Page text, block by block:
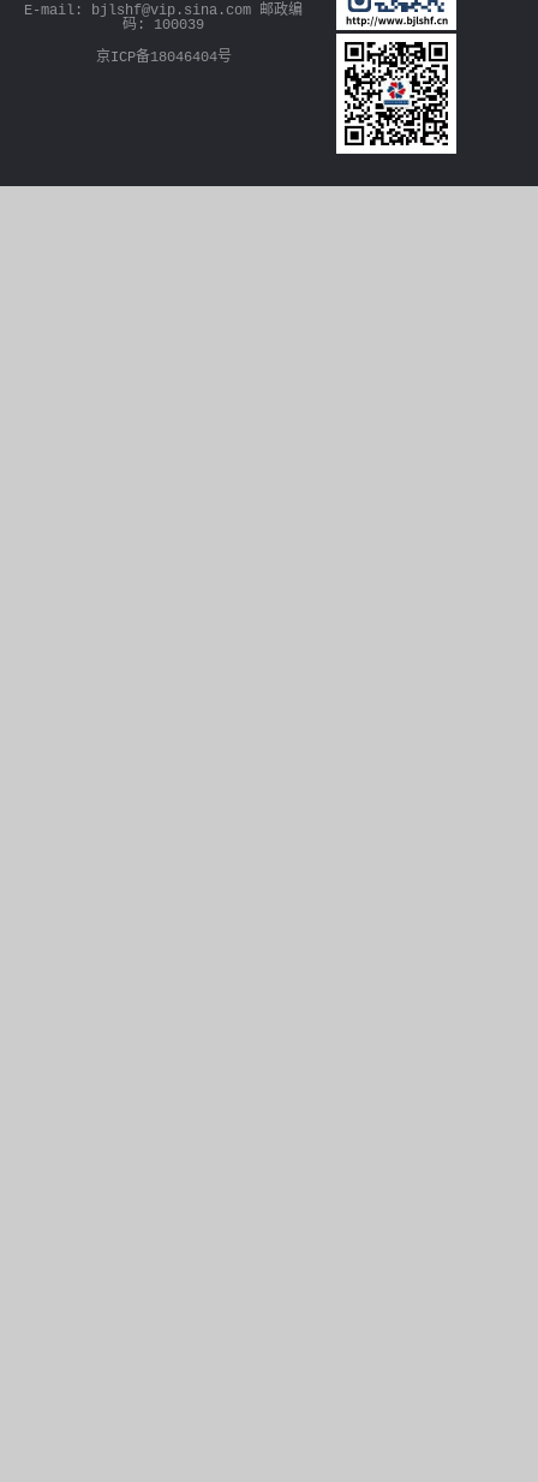
E-mail: bjlshf@vip.sina.com 邮政编
码: 100039
京ICP备18046404号